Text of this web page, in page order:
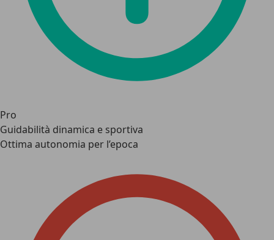
Pro
Guidabilità dinamica e sportiva
Ottima autonomia per l’epoca